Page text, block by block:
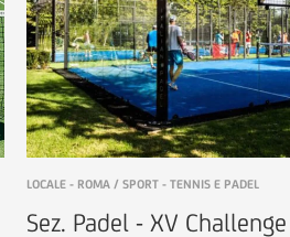
LOCALE - ROMA / SPORT - TENNIS E PADEL
Sez. Padel - XV